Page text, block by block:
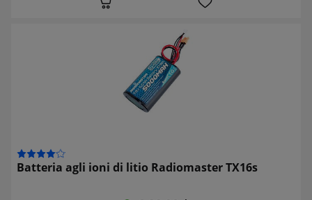
Batteria agli ioni di litio Radiomaster TX16s